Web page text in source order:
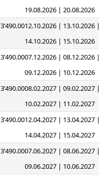
19.08.2026 | 20.08.2026
3’490.0012.10.2026 | 13.10.2026 |
14.10.2026 | 15.10.2026
3’490.0007.12.2026 | 08.12.2026 |
09.12.2026 | 10.12.2026
3’490.0008.02.2027 | 09.02.2027 |
10.02.2027 | 11.02.2027
3’490.0012.04.2027 | 13.04.2027 |
14.04.2027 | 15.04.2027
3’490.0007.06.2027 | 08.06.2027 |
09.06.2027 | 10.06.2027